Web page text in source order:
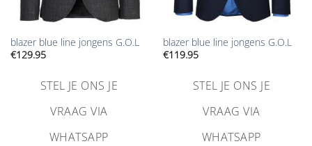
blazer blue line jongens G.O.L
€129.95
STEL JE ONS JE
VRAAG VIA
WHATSAPP
blazer blue line jongens G.O.L
€119.95
STEL JE ONS JE
VRAAG VIA
WHATSAPP